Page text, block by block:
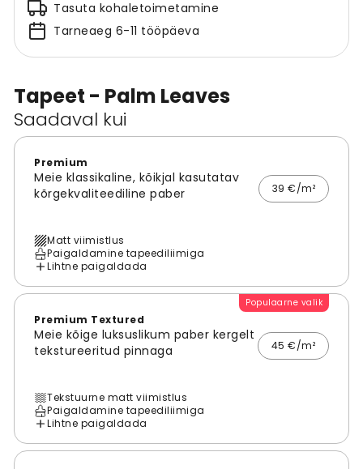
Tapeet - Palm Leaves
Saadaval kui
Premium
Meie klassikaline, kõikjal kasutatav
kõrgekvaliteediline paber
39 €/m²
Matt viimistlus
Paigaldamine tapeediliimiga
Lihtne paigaldada
Populaarne valik
Premium Textured
Meie kõige luksuslikum paber kergelt
tekstureeritud pinnaga
45 €/m²
Tekstuurne matt viimistlus
Paigaldamine tapeediliimiga
Lihtne paigaldada
Tasuta kohaletoimetamine
Tarneaeg 6-11 tööpäeva